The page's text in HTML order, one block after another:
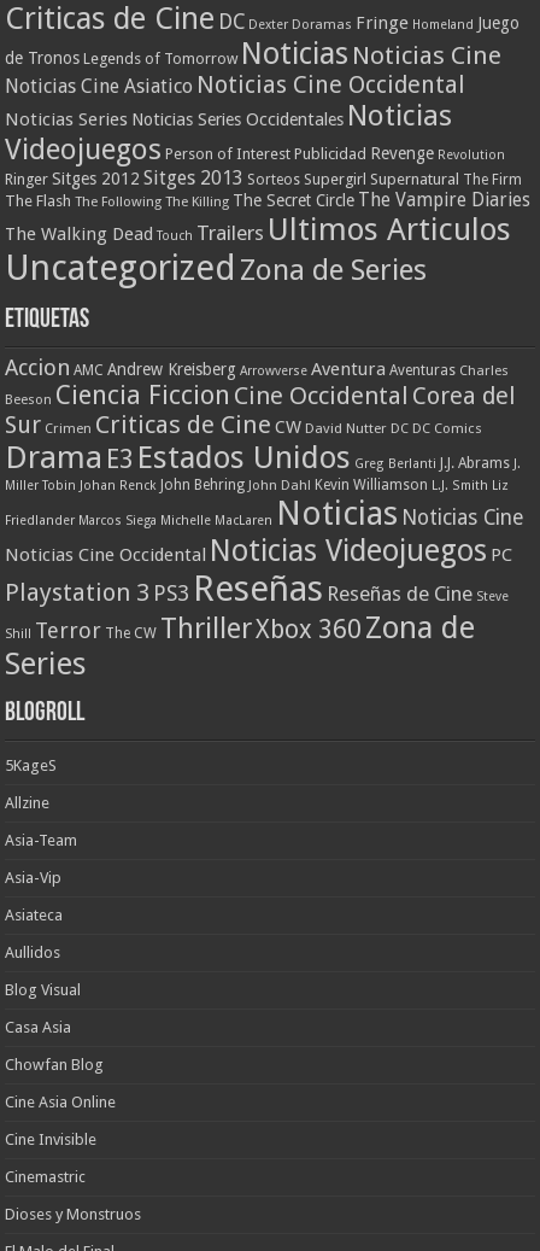
Criticas de Cine DC Dexter Doramas Fringe Homeland Juego
de Tronos Legends of Tomorrow Noticias Noticias Cine
Noticias Cine Asiatico Noticias Cine Occidental
Noticias Series Noticias Series Occidentales Noticias
Videojuegos Person of Interest Publicidad Revenge Revolution
Ringer Sitges 2012 Sitges 2013 Sorteos Supergirl Supernatural The Firm
The Flash The Following The Killing The Secret Circle The Vampire Diaries
The Walking Dead Touch Trailers Ultimos Articulos
Uncategorized Zona de Series
Etiquetas
Accion AMC Andrew Kreisberg Arrowverse Aventura Aventuras Charles
Beeson Ciencia Ficcion Cine Occidental Corea del
Sur Crimen Criticas de Cine CW David Nutter DC DC Comics
Drama E3 Estados Unidos Greg Berlanti J.J. Abrams J.
Miller Tobin Johan Renck John Behring John Dahl Kevin Williamson L.J. Smith Liz
Friedlander Marcos Siega Michelle MacLaren Noticias Noticias Cine
Noticias Cine Occidental Noticias Videojuegos PC
Playstation 3 PS3 Reseñas Reseñas de Cine Steve
Shill Terror The CW ThrillerXbox 360 Zona de
Series
Blogroll
5KageS
Allzine
Asia-Team
Asia-Vip
Asiateca
Aullidos
Blog Visual
Casa Asia
Chowfan Blog
Cine Asia Online
Cine Invisible
Cinemastric
Dioses y Monstruos